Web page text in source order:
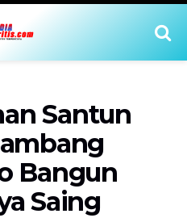
Santun
Bangun
Saing